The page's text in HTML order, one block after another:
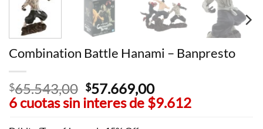
Combination Battle Hanami – Banpresto
$65.543,00 El
precio
$57.669,00El
precio
6 cuotas sin interes de $9.612